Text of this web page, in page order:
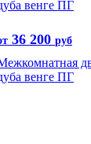
36 200 руб
венге ПГ